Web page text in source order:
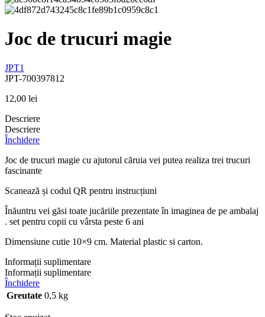
Joc de trucuri magie
JPT1
JPT-700397812
12,00 lei
Descriere
Descriere
Închidere
Joc de trucuri magie cu ajutorul căruia vei putea realiza trei trucuri
fascinante
Scanează și codul QR pentru instrucțiuni
Înăuntru vei găsi toate jucăriile prezentate în imaginea de pe ambalaj
. set pentru copii cu vârsta peste 6 ani
Dimensiune cutie 10×9 cm. Material plastic si carton.
Informații suplimentare
Informații suplimentare
Închidere
Greutate 0,5 kg